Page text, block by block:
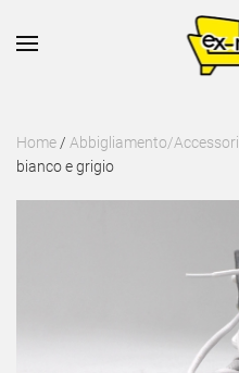
Skip to main content
Home / Abbigliamento/Accessori
bianco e grigio